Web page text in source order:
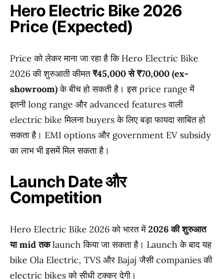
Hero Electric Bike 2026
Price (Expected)
Price को लेकर माना जा रहा है कि Hero Electric Bike
2026 की शुरुआती कीमत₹45,000 से ₹70,000 (ex-
showroom)के बीच हो सकती है। इस price range में
इतनी long range और advanced features वाली
electric bike मिलना buyers के लिए बड़ा फायदा साबित हो
सकता है। EMI options और government EV subsidy
का लाभ भी इसमें मिल सकता है।
Launch Date और
Competition
Hero Electric Bike 2026 को भारत में2026 की शुरुआत
या mid तकlaunch किया जा सकता है। Launch के बाद यह
bike Ola Electric, TVS और Bajaj जैसी companies की
electric bikes को सीधी टक्कर देगी।